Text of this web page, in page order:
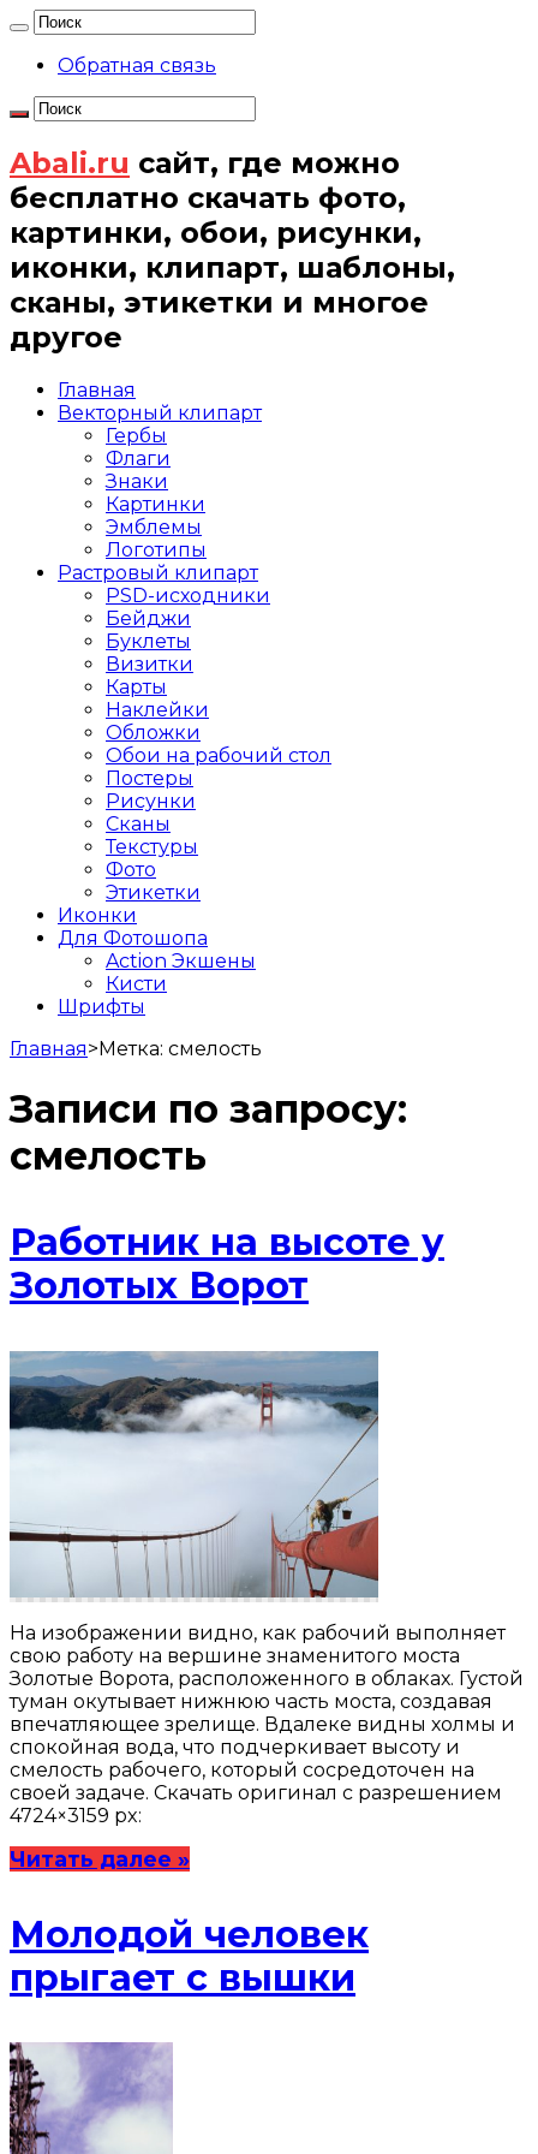
Обратная связь
Abali.ru сайт, где можно
бесплатно скачать фото,
картинки, обои, рисунки,
иконки, клипарт, шаблоны,
сканы, этикетки и многое
другое
Главная
Векторный клипарт
Гербы
Флаги
Знаки
Картинки
Эмблемы
Логотипы
Растровый клипарт
PSD-исходники
Бейджи
Буклеты
Визитки
Карты
Наклейки
Обложки
Обои на рабочий стол
Постеры
Рисунки
Сканы
Текстуры
Фото
Этикетки
Иконки
Для Фотошопа
Action Экшены
Кисти
Шрифты
Главная>Метка: смелость
Записи по запросу:
смелость
Работник на высоте у
Золотых Ворот
На изображении видно, как рабочий выполняет
свою работу на вершине знаменитого моста
Золотые Ворота, расположенного в облаках. Густой
туман окутывает нижнюю часть моста, создавая
впечатляющее зрелище. Вдалеке видны холмы и
спокойная вода, что подчеркивает высоту и
смелость рабочего, который сосредоточен на
своей задаче. Скачать оригинал с разрешением
4724×3159 px:
Читать далее »
Молодой человек
прыгает с вышки